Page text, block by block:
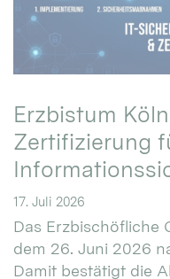
Erzbistum
Zertifizierung
17. Juli 2026
Das Erzbischöfliche
dem 26. Juni 2026
Damit bestätigt die